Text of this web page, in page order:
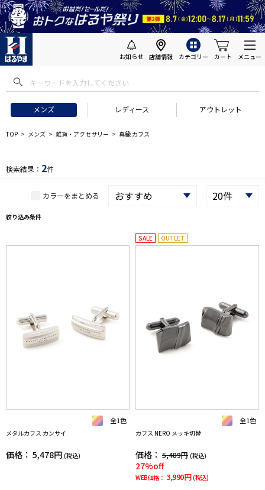
お知らせ 店舗情報 カテゴリー カート メニュー
メンズ レディース アウトレット
フトにおすすめ #セットアップ スーツ
TOP メンズ 雑貨・アクセサリー 真鍮 カフス
検索結果： 2件
カラーをまとめる
絞り込み条件
全1色
メタルカフス カンサイ
価格： 5,478円 (税込)
SALE OUTLET
全1色
カフス NERO メッキ切替
価格： 5,489円 (税込)
27%off
WEB価格： 3,990円 (税込)